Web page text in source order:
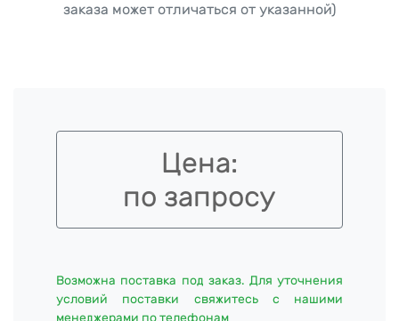
заказа может отличаться от указанной)
Цена:
по запросу
Возможна поставка под заказ. Для уточнения
условий поставки свяжитесь с нашими
менеджерами по телефонам